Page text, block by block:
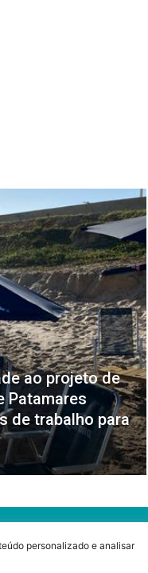
personalizado e analisar
ao projeto de
Patamares
de trabalho para